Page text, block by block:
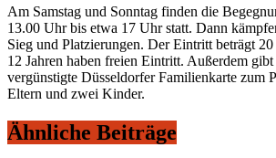
Am Samstag und Sonntag finden die
13.00 Uhr bis etwa 17 Uhr statt. Dann
Sieg und Platzierungen. Der Eintritt beträgt
12 Jahren haben freien Eintritt. Außerdem gibt
vergünstigte Düsseldorfer Familienkarte zum
Eltern und zwei Kinder.
Ähnliche Beiträge